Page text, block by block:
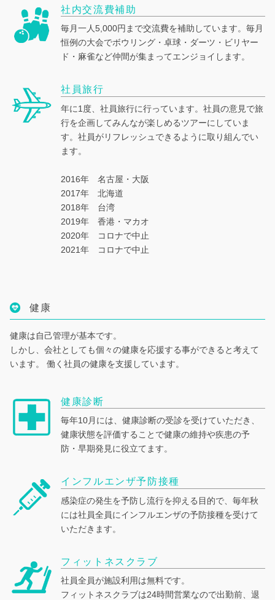
社内交流費補助
毎月一人5,000円まで交流費を補助しています。毎月
恒例の大会でボウリング・卓球・ダーツ・ビリヤー
ド・麻雀など仲間が集まってエンジョイします。
社員旅行
年に1度、社員旅行に行っています。社員の意見で旅
行を企画してみんなが楽しめるツアーにしていま
す。社員がリフレッシュできるように取り組んでい
ます。
2016年 名古屋・大阪
2017年 北海道
2018年 台湾
2019年 香港・マカオ
2020年 コロナで中止
2021年 コロナで中止
健康
健康は自己管理が基本です。
しかし、会社としても個々の健康を応援する事ができると考えて
います。
働く社員の健康を支援しています。
健康診断
毎年10月には、健康診断の受診を受けていただき、
健康状態を評価することで健康の維持や疾患の予
防・早期発見に役立てます。
インフルエンザ予防接種
感染症の発生を予防し流行を抑える目的で、毎年秋
には社員全員にインフルエンザの予防接種を受けて
いただきます。
フィットネスクラブ
社員全員が施設利用は無料です。
フィットネスクラブは24時間営業なので出勤前、退